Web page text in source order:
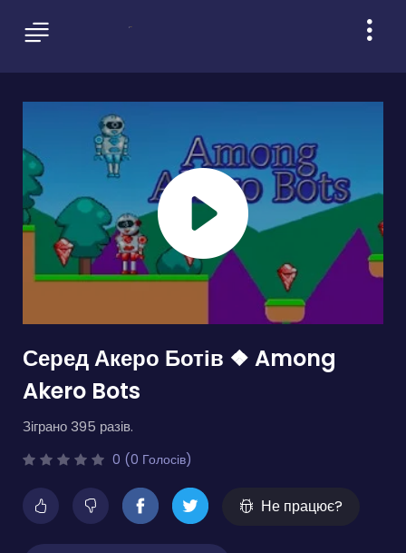
Серед Акеро Ботів ❖ Among
Akero Bots
Зіграно 395 разів.
0 (0 Голосів)
Не працює?